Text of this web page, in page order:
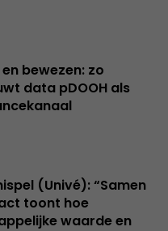
bewezen: zo
data pDOOH als
(Univé): “Samen
toont hoe
waarde en